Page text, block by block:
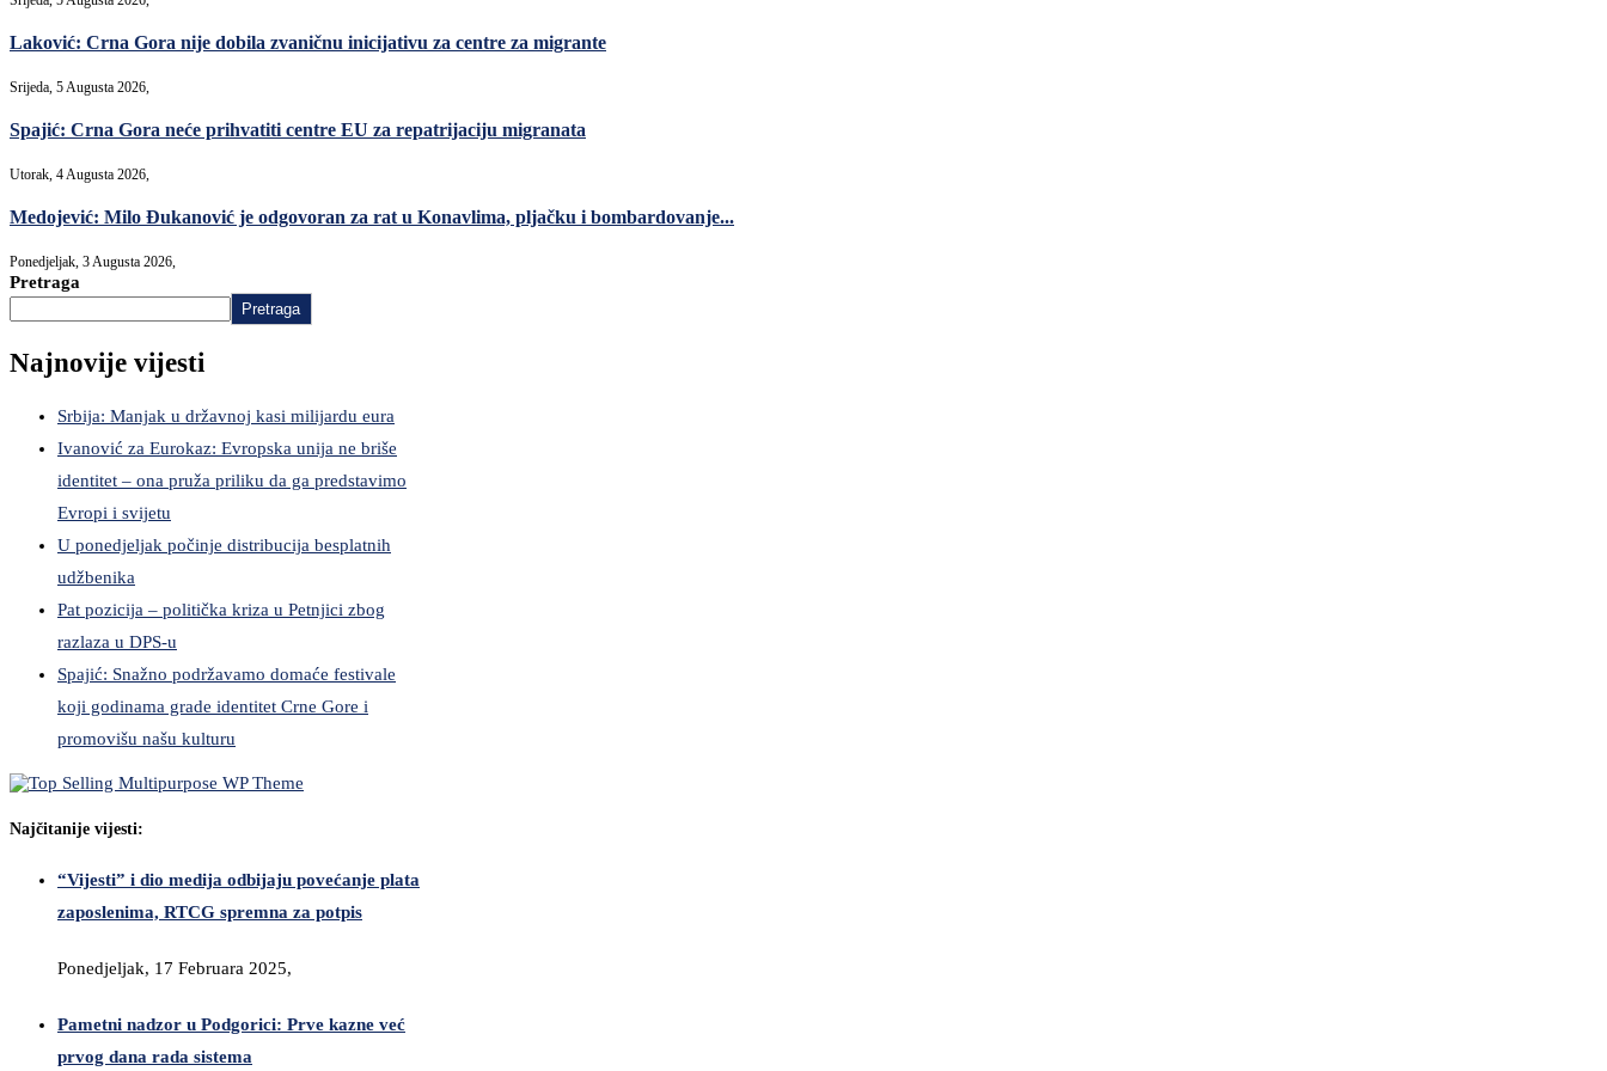
Laković: Crna Gora nije dobila zvaničnu inicijativu za centre za migrante
Srijeda, 5 Augusta 2026,
Spajić: Crna Gora neće prihvatiti centre EU za repatrijaciju migranata
Utorak, 4 Augusta 2026,
Medojević: Milo Đukanović je odgovoran za rat u Konavlima, pljačku i bombardovanje...
Ponedjeljak, 3 Augusta 2026,
Pretraga
Pretraga
Najnovije vijesti
Srbija: Manjak u državnoj kasi milijardu eura
Ivanović za Eurokaz: Evropska unija ne briše
identitet – ona pruža priliku da ga predstavimo
Evropi i svijetu
U ponedjeljak počinje distribucija besplatnih
udžbenika
Pat pozicija – politička kriza u Petnjici zbog
razlaza u DPS-u
Spajić: Snažno podržavamo domaće festivale
koji godinama grade identitet Crne Gore i
promovišu našu kulturu
Najčitanije vijesti:
“Vijesti” i dio medija odbijaju povećanje plata
zaposlenima, RTCG spremna za potpis
Ponedjeljak, 17 Februara 2025,
Pametni nadzor u Podgorici: Prve kazne već
prvog dana rada sistema